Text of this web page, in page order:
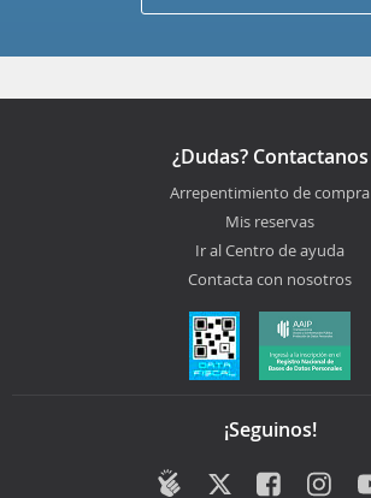
¿Dudas? Contactanos
Arrepentimiento de compra
Mis reservas
Ir al Centro de ayuda
Contacta con nosotros
¡Seguinos!